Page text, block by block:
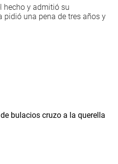
hecho y admitió su
pidió una pena de tres años y